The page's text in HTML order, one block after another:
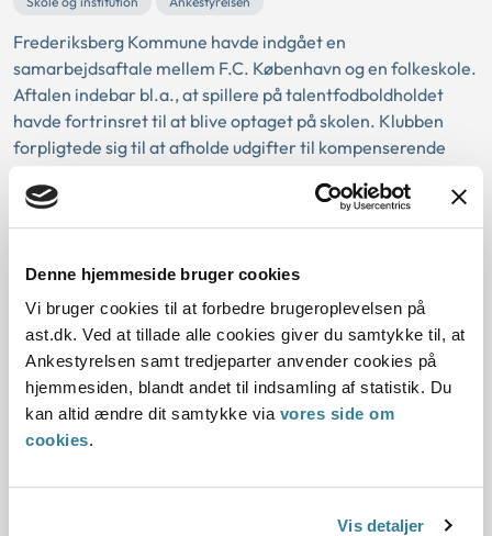
Denne hjemmeside bruger cookies
Vi bruger cookies til at forbedre brugeroplevelsen på
ast.dk. Ved at tillade alle cookies giver du samtykke til, at
Ankestyrelsen samt tredjeparter anvender cookies på
hjemmesiden, blandt andet til indsamling af statistik. Du
kan altid ændre dit samtykke via vores side om
cookies.
Vis detaljer
Frederiksberg Kommune havde indgået en
samarbejdsaftale mellem F.C. København og en folkeskole.
Aftalen indebar bl.a., at spillere på talentfodboldholdet
havde fortrinsret til at blive optaget på skolen. Klubben
forpligtede sig til at afholde udgifter til kompenserende
Ankestyrelsen vurderede, at aftalen om afholdel...
Kommunes overholdelse af reglerne
om proceduren ved nedlæggelse af
folkeskoler
20-03-2024
Sektorlovgivningen
Nordfyns Kommune havde sendt materiale i høring i